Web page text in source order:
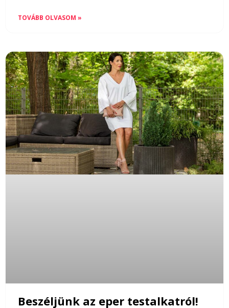
TOVÁBB OLVASOM »
Beszéljünk az eper testalkatról!